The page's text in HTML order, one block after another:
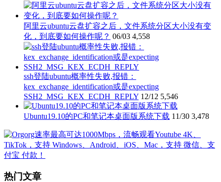
阿里云ubuntu云盘扩容之后，文件系统分区大小没有变
化，到底要如何操作呢？ 06/03 4,558
ssh登陆ubuntu概率性失败,报错：
kex_exchange_identification或是expecting
SSH2_MSG_KEX_ECDH_REPLY 12/12 5,546
Ubuntu19.10的PC和笔记本桌面版系统下载 11/30 3,478
热门文章